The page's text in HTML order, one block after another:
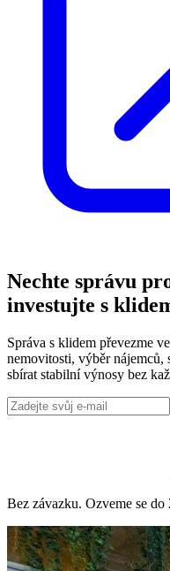
Nechte správu
investujte s
Správa s klidem převezme
nemovitosti, výběr nájemců,
sbírat stabilní výnosy bez
Bez závazku. Ozveme se do